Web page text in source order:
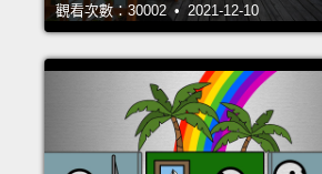
觀看次數：30002 • 2021-12-10